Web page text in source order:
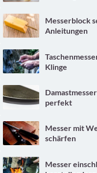
Messerblock
Anleitungen
Klinge
perfekt
Messer mit
schärfen
Messer